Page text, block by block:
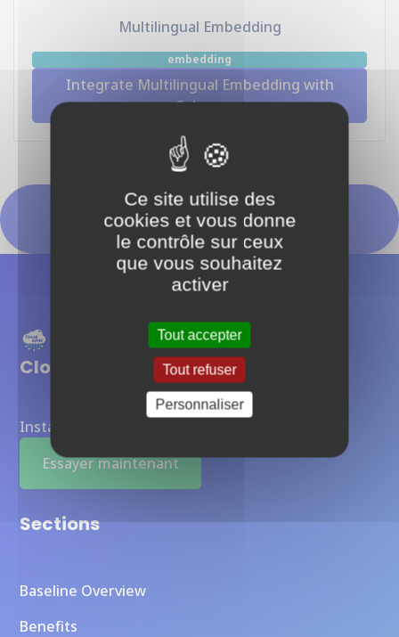
Multilingual Embedding
embedding
Integrate Multilingual Embedding with
Cohere
Tester maintenant avec nos
instances managées
Cloud APIM
Instances Otoroshi entièrement managées
Essayer maintenant
Sections
Baseline Overview
Benefits
Ce site utilise des
cookies et vous donne
le contrôle sur ceux
que vous souhaitez
activer
Tout accepter
Tout refuser
Personnaliser